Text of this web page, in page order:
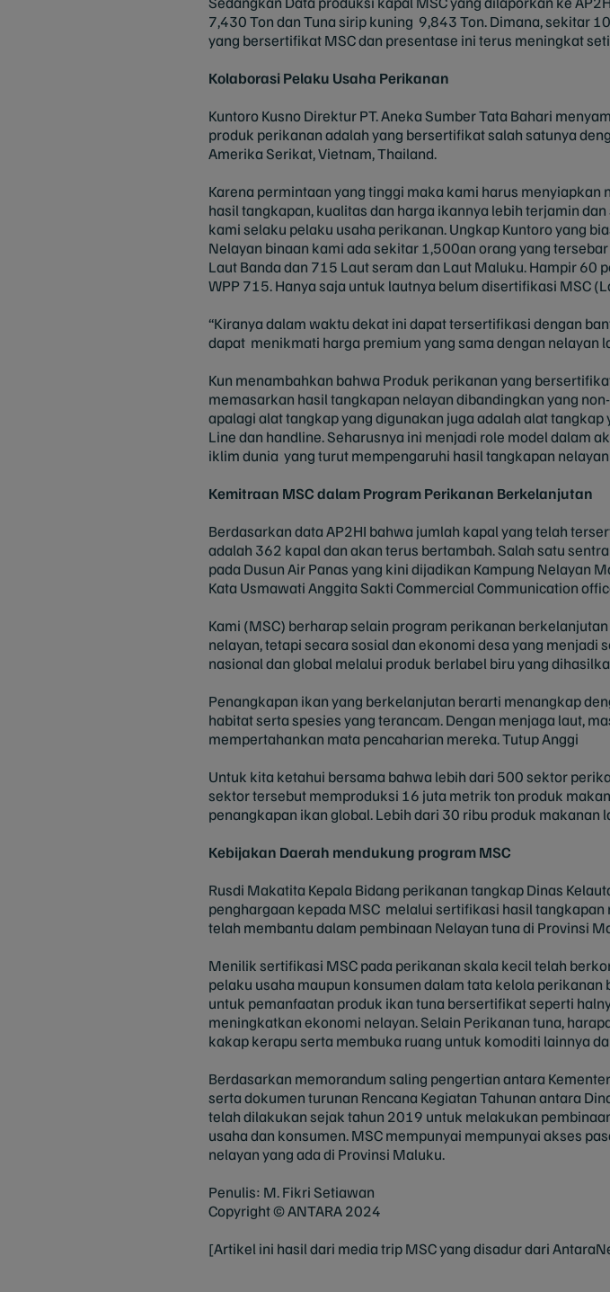
7,430 Ton dan Tuna sirip kuning 9,843 Ton. Dimana, sekitar
yang bersertifikat MSC dan presentase ini terus meningkat
Kolaborasi Pelaku Usaha Perikanan
Kuntoro Kusno Direktur PT. Aneka Sumber Tata Bahari
produk perikanan adalah yang bersertifikat salah satunya
Amerika Serikat, Vietnam, Thailand.
Karena permintaan yang tinggi maka kami harus
hasil tangkapan, kualitas dan harga ikannya lebih terjamin
kami selaku pelaku usaha perikanan. Ungkap Kuntoro yang
Nelayan binaan kami ada sekitar 1,500an orang yang
Laut Banda dan 715 Laut seram dan Laut Maluku. Hampir
WPP 715. Hanya saja untuk lautnya belum disertifikasi MSC
“Kiranya dalam waktu dekat ini dapat tersertifikasi dengan
dapat menikmati harga premium yang sama dengan nelayan
Kun menambahkan bahwa Produk perikanan yang
memasarkan hasil tangkapan nelayan dibandingkan yang
apalagi alat tangkap yang digunakan juga adalah alat
Line dan handline. Seharusnya ini menjadi role model dalam
iklim dunia yang turut mempengaruhi hasil tangkapan nelayan
Kemitraan MSC dalam Program Perikanan Berkelanjutan
Berdasarkan data AP2HI bahwa jumlah kapal yang telah
adalah 362 kapal dan akan terus bertambah. Salah satu
pada Dusun Air Panas yang kini dijadikan Kampung Nelayan
Kata Usmawati Anggita Sakti Commercial Communication
Kami (MSC) berharap selain program perikanan
nelayan, tetapi secara sosial dan ekonomi desa yang
nasional dan global melalui produk berlabel biru yang
Penangkapan ikan yang berkelanjutan berarti menangkap
habitat serta spesies yang terancam. Dengan menjaga laut,
mempertahankan mata pencaharian mereka. Tutup Anggi
Untuk kita ketahui bersama bahwa lebih dari 500 sektor
sektor tersebut memproduksi 16 juta metrik ton produk
penangkapan ikan global. Lebih dari 30 ribu produk makanan
Kebijakan Daerah mendukung program MSC
Rusdi Makatita Kepala Bidang perikanan tangkap Dinas
penghargaan kepada MSC melalui sertifikasi hasil
telah membantu dalam pembinaan Nelayan tuna di Provinsi
Menilik sertifikasi MSC pada perikanan skala kecil telah
pelaku usaha maupun konsumen dalam tata kelola
untuk pemanfaatan produk ikan tuna bersertifikat seperti
meningkatkan ekonomi nelayan. Selain Perikanan tuna,
kakap kerapu serta membuka ruang untuk komoditi lainnya
Berdasarkan memorandum saling pengertian antara
serta dokumen turunan Rencana Kegiatan Tahunan antara
telah dilakukan sejak tahun 2019 untuk melakukan
usaha dan konsumen. MSC mempunyai mempunyai akses
nelayan yang ada di Provinsi Maluku.
Penulis: M. Fikri Setiawan
Copyright © ANTARA 2024
[Artikel ini hasil dari media trip MSC yang disadur dari